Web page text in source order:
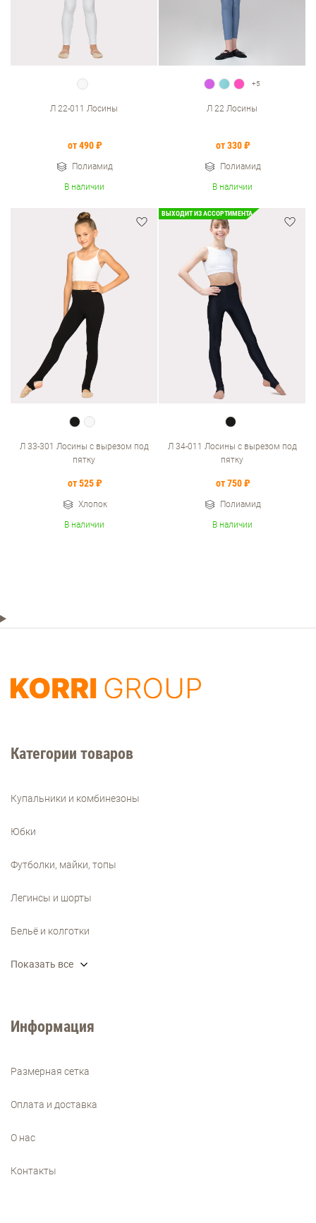
Л 22-011 Лосины
от 490 ₽
Полиамид
В наличии
+5
Л 22 Лосины
от 330 ₽
Полиамид
В наличии
Л 33-301 Лосины с вырезом под
пятку
от 525 ₽
Хлопок
В наличии
ВЫХОДИТ ИЗ АССОРТИМЕНТА
Л 34-011 Лосины с вырезом под
пятку
от 750 ₽
Полиамид
В наличии
Категории товаров
Купальники и комбинезоны
Юбки
Футболки, майки, топы
Легинсы и шорты
Бельё и колготки
Показать все
Информация
Размерная сетка
Оплата и доставка
О нас
Контакты